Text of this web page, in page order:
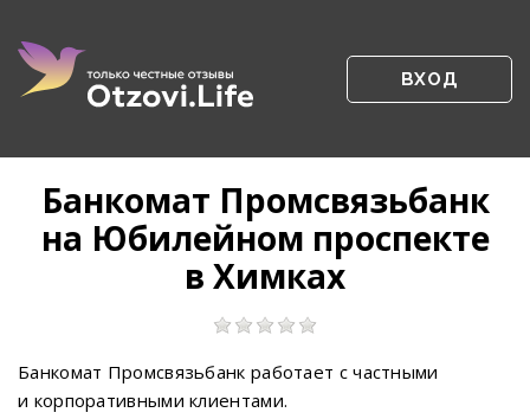
ВХОД
Банкомат Промсвязьбанк
на Юбилейном проспекте
в Химках
Банкомат Промсвязьбанк работает с частными
и корпоративными клиентами.